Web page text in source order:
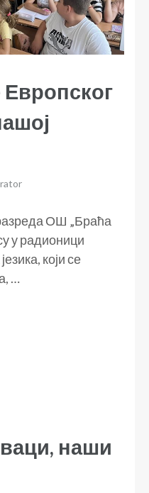
ОШ „Браћа
у радионици
који се
…
наши